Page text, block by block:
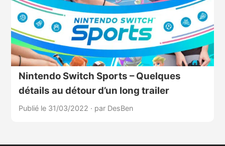
Nintendo Switch Sports – Quelques
détails au détour d’un long trailer
Publié le 31/03/2022 · par DesBen